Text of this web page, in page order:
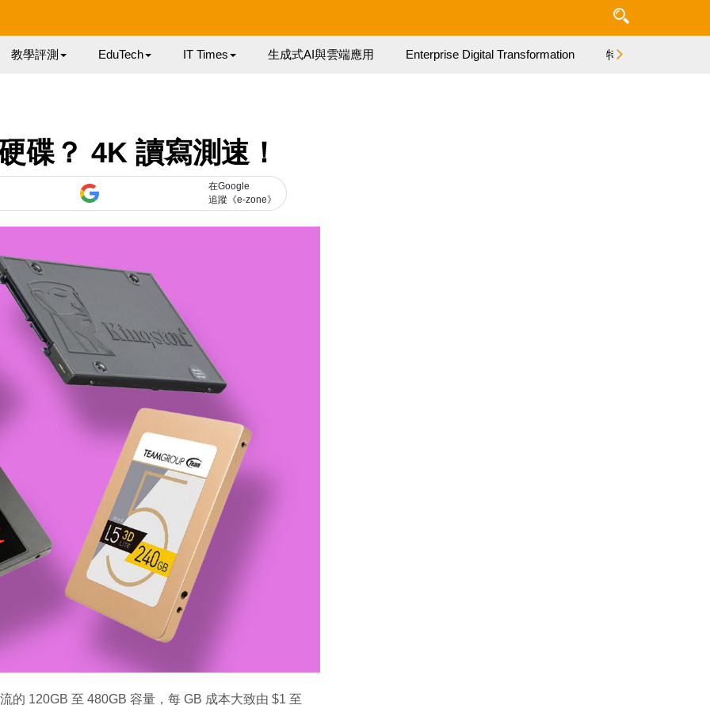
教學評測 EduTech IT Times 生成式AI與雲端應用 Enterprise Digital Transformation 特集
碟？ 4K 讀寫測速！
在Google
追蹤《e-zone》
的 120GB 至 480GB 容量，每 GB 成本大致由 $1 至